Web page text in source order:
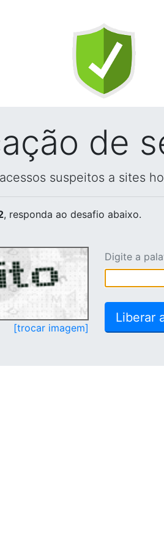
de
suspeitos a sites
, responda ao desafio abaixo.
[trocar imagem]
Digite a